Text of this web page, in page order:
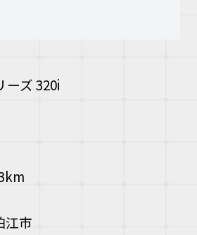
ーズ 320i
江市